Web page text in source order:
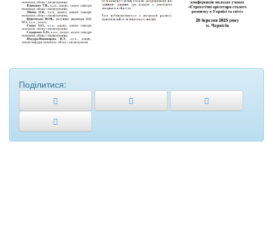
Поділитися: